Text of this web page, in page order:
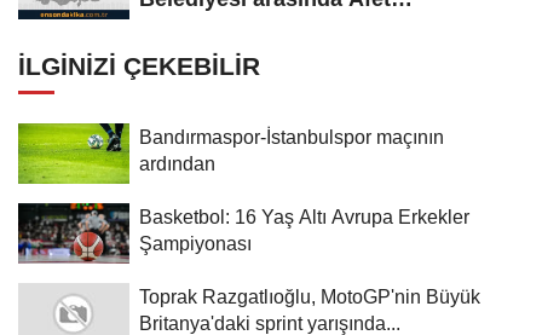
İLGINIZI ÇEKEBILIR
Bandırmaspor-İstanbulspor maçının
ardından
Basketbol: 16 Yaş Altı Avrupa Erkekler
Şampiyonası
Toprak Razgatlıoğlu, MotoGP'nin Büyük
Britanya'daki sprint yarışında...